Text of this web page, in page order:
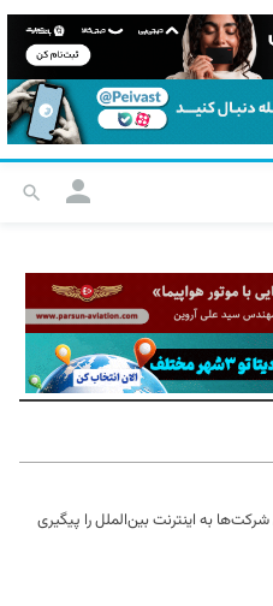
به اینترنت بین‌الملل را پیگیری